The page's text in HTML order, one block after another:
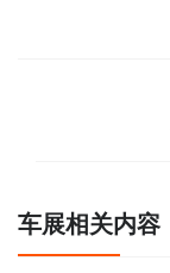
车展相关内容